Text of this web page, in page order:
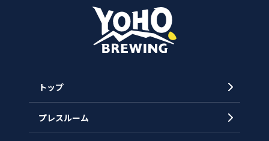
トップ
プレスルーム